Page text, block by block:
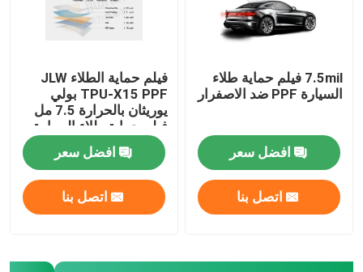
7.5mil فيلم حماية طلاء
السيارة PPF ضد الاصفرار
افضل سعر
اتصل بنا
فيلم حماية الطلاء JLW
TPU-X15 PPF بولي
يوريثان بالحرارة 7.5 مل
فيلم حماية طلاء السيارة
الشفاف
افضل سعر
اتصل بنا